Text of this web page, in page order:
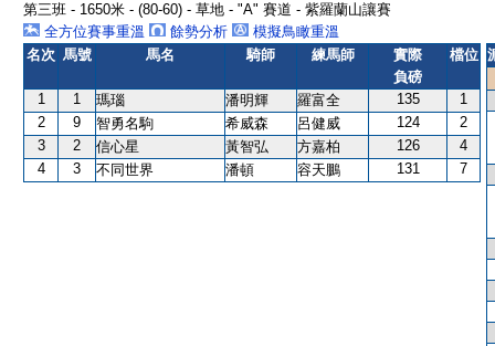
第三班 - 1650米 - (80-60) - 草地 - "A" 賽道 - 紫羅蘭山讓賽
全方位賽事重溫
餘勢分析
模擬鳥瞰重溫
名次 馬號 馬名 騎師 練馬師
實際
負磅
檔位
1 1 瑪瑙 潘明輝 羅富全 135
1
2
9 智勇名駒 希威森 呂健威 124
2
3
2 信心星 黃智弘 方嘉柏 126
4
4
3 不同世界 潘頓 容天鵬 131 7